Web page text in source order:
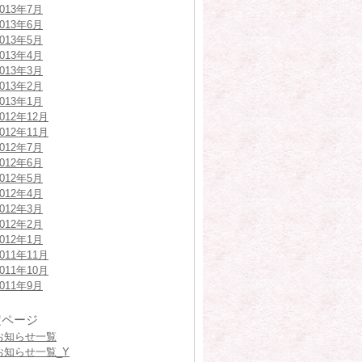
年7月
年6月
年5月
年4月
年3月
年2月
年1月
年12月
年11月
年7月
年6月
年5月
年4月
年3月
年2月
年1月
年11月
年10月
年9月
ージ
知らせ一覧
知らせ一覧_Y